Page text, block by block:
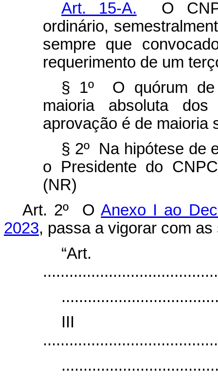
Art. 15-A. O
ordinário,
sempre que
requerimento de um
§ 1º O quórum de
maioria absoluta
aprovação é de maioria
§ 2º Na hipótese de
o Presidente do
(NR)
Art. 2º OAnexo I ao
2023, passa a vigorar com